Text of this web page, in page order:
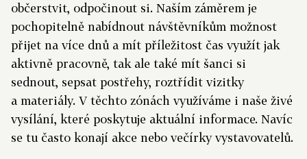
občerstvit, odpočinout si. Naším záměrem je
pochopitelně nabídnout návštěvníkům možnost
přijet na více dnů a mít příležitost čas využít jak
aktivně pracovně, tak ale také mít šanci si
sednout, sepsat postřehy, roztřídit vizitky
a materiály. V těchto zónách využíváme i naše živé
vysílání, které poskytuje aktuální informace. Navíc
se tu často konají akce nebo večírky vystavovatelů.